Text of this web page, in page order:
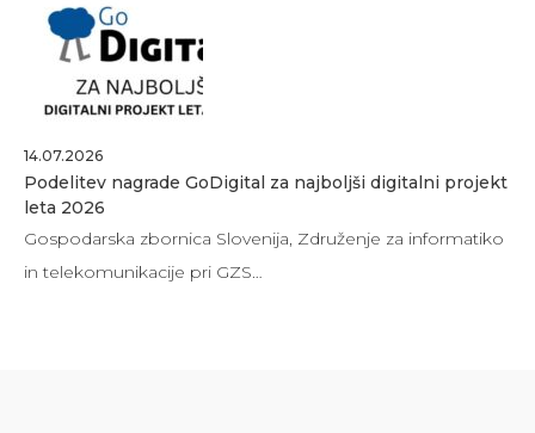
14.07.2026
Podelitev nagrade GoDigital za najboljši digitalni projekt
leta 2026
Gospodarska zbornica Slovenija, Združenje za informatiko
in telekomunikacije pri GZS…